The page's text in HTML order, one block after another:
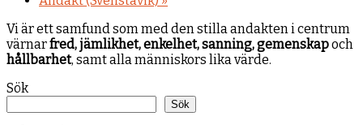
Vi är ett samfund som med den stilla andakten i centrum
värnarfred, jämlikhet, enkelhet, sanning, gemenskapoch
hållbarhet, samt alla människors lika värde.
Sök
Sök